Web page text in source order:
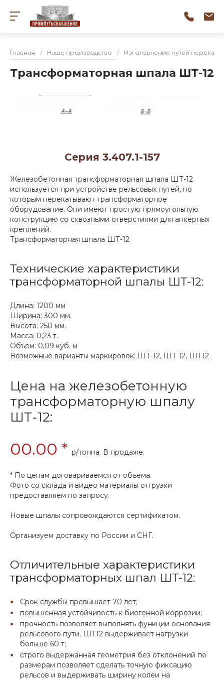
Главная / Наше производство / Изготовление путей
Трансформаторная шпала ШТ-12
Серия 3.407.1-157
Железобетонная трансформаторная шпала ШТ-12
используется при устройстве рельсовых путей, по
которым перекатывают трансформаторное
оборудование. Они имеют простую прямоугольную
конструкцию со сквозными отверстиями для анкерных
креплений.
Трансформаторная шпала ШТ-12
Технические характеристики
трансформаторной шпалы ШТ-12:
Длина: 1200 мм
Ширина: 300 мм.
Высота: 250 мм.
Масса: 0,23 т.
Объем: 0,09 куб. м
Возможные варианты маркировок: ШТ-12, ШТ 12, ШТ12
Цена на железобетонную
трансформаторную шпалу
ШТ-12:
00.00 * р/тонна. В продаже.
* По ценам договариваемся от объема.
Фото со склада и видео материалы отгрузки
предоставляем по запросу.
Новые шпалы сопровождаются сертификатом.
Организуем доставку по России и СНГ.
Отличительные характеристики
трансформаторных шпал ШТ-12:
Срок службы превышает 70 лет;
повышенная устойчивость к биогенной коррозии;
прочность позволяет выполнять функции основания
рельсового пути. ШТ12 выдерживает нагрузки
больше 60 т;
строго выдержанная геометрия без отклонений по
размерам позволяет сделать точную фиксацию
рельсов и выдерживать ширину колеи на